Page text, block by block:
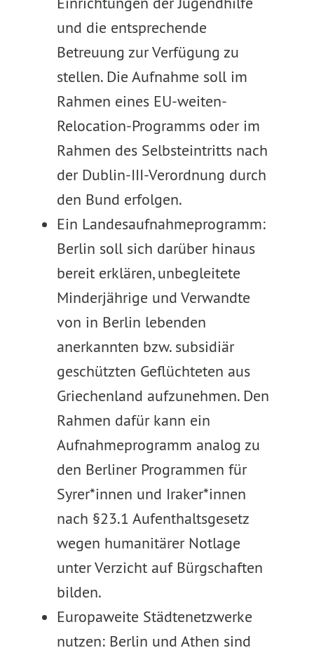
und die entsprechende
Betreuung zur Verfügung zu
stellen. Die Aufnahme soll im
Rahmen eines EU-weiten-
Relocation-Programms oder im
Rahmen des Selbsteintritts nach
der Dublin-III-Verordnung durch
den Bund erfolgen.
Ein Landesaufnahmeprogramm:
Berlin soll sich darüber hinaus
bereit erklären, unbegleitete
Minderjährige und Verwandte
von in Berlin lebenden
anerkannten bzw. subsidiär
geschützten Geflüchteten aus
Griechenland aufzunehmen. Den
Rahmen dafür kann ein
Aufnahmeprogramm analog zu
den Berliner Programmen für
Syrer*innen und Iraker*innen
nach §23.1 Aufenthaltsgesetz
wegen humanitärer Notlage
unter Verzicht auf Bürgschaften
bilden.
Europaweite Städtenetzwerke
nutzen: Berlin und Athen sind